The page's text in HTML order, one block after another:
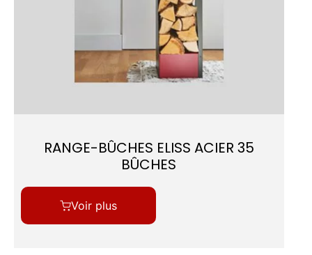
RANGE-BÛCHES ELISS ACIER 35
BÛCHES
Voir plus